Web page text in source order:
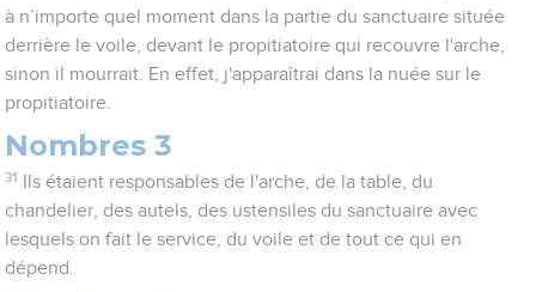
à n’importe quel moment dans la partie du sanctuaire située
derrière le voile, devant le propitiatoire qui recouvre l'arche,
sinon il mourrait. En effet, j'apparaîtrai dans la nuée sur le
propitiatoire.
Nombres 3
31
Ils étaient responsables de l'arche, de la table, du
chandelier, des autels, des ustensiles du sanctuaire avec
lesquels on fait le service, du voile et de tout ce qui en
dépend.